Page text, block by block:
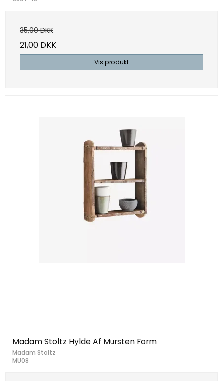
35,00 DKK
21,00 DKK
Vis produkt
Madam Stoltz Hylde Af Mursten Form
Madam Stoltz
MU08